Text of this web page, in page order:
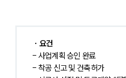
∙ 요건
- 사업계획 승인 완료
- 착공 신고 및 건축허가